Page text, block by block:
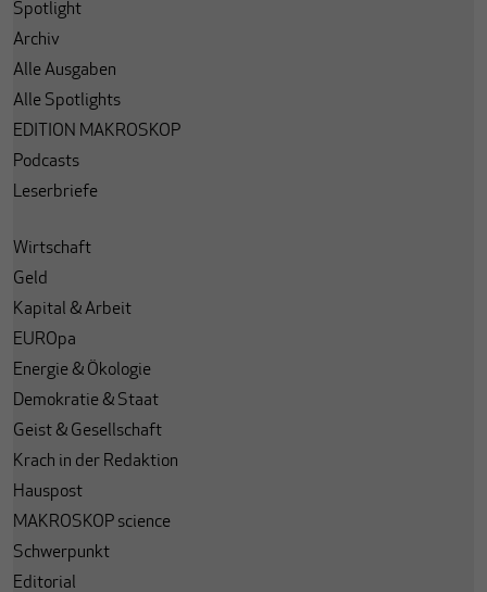
Spotlight
Archiv
Alle Ausgaben
Alle Spotlights
EDITION MAKROSKOP
Podcasts
Leserbriefe
Wirtschaft
Geld
Kapital & Arbeit
EUROpa
Energie & Ökologie
Demokratie & Staat
Geist & Gesellschaft
Krach in der Redaktion
Hauspost
MAKROSKOP science
Schwerpunkt
Editorial